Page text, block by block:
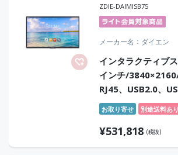
ZDIE-DAIMISB75
メーカー名 ダイエン
インタラクティブ
インチ/3840×2160/
RJ45、USB2.0、
mic、Touch、
ピーカー：あり
お取り寄せ 別途送料あり
¥531,818 (税抜)